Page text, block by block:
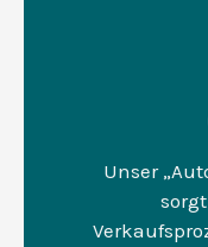
Unser